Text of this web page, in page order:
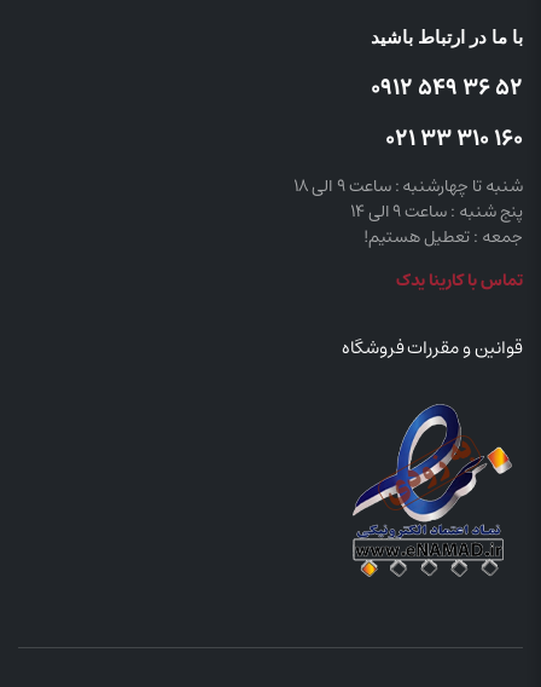
با ما در ارتباط باشید
52 36 549 0912
160 310 33 021
شنبه تا چهارشنبه : ساعت 9 الی 18
پنج شنبه : ساعت 9 الی 14
جمعه : تعطیل هستیم!
تماس با کارینا یدک
قوانین و مقررات فروشگاه